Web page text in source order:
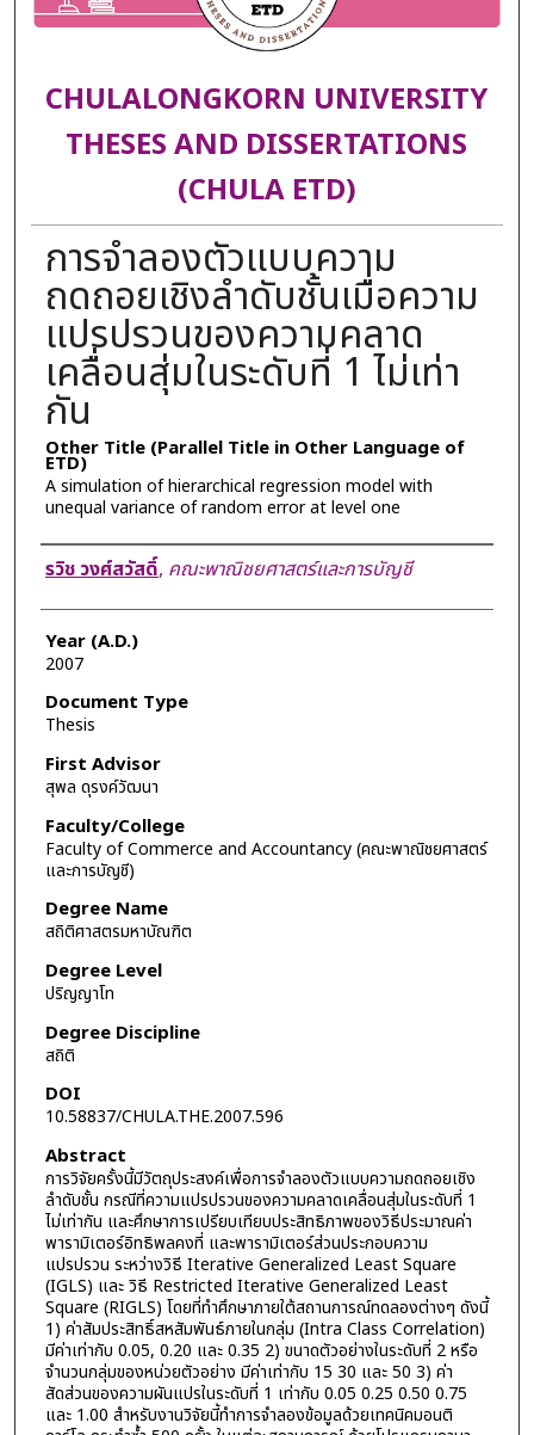
CHULALONGKORN UNIVERSITY
THESES AND DISSERTATIONS
(CHULA ETD)
การจำลองตัวแบบความ
ถดถอยเชิงลำดับชั้นเมื่อความ
แปรปรวนของความคลาด
เคลื่อนสุ่มในระดับที่ 1 ไม่เท่า
กัน
Other Title (Parallel Title in Other Language of
ETD)
A simulation of hierarchical regression model with
unequal variance of random error at level one
Author
รวิช วงศ์สวัสดิ์, คณะพาณิชยศาสตร์และการบัญชี
Year (A.D.)
2007
Document Type
Thesis
First Advisor
สุพล ดุรงค์วัฒนา
Faculty/College
Faculty of Commerce and Accountancy (คณะพาณิชยศาสตร์
และการบัญชี)
Degree Name
สถิติศาสตรมหาบัณฑิต
Degree Level
ปริญญาโท
Degree Discipline
สถิติ
DOI
10.58837/CHULA.THE.2007.596
Abstract
การวิจัยครั้งนี้มีวัตถุประสงค์เพื่อการจำลองตัวแบบความถดถอยเชิง
ลำดับชั้น กรณีที่ความแปรปรวนของความคลาดเคลื่อนสุ่มในระดับที่ 1
ไม่เท่ากัน และศึกษาการเปรียบเทียบประสิทธิภาพของวิธีประมาณค่า
พารามิเตอร์อิทธิพลคงที่ และพารามิเตอร์ส่วนประกอบความ
แปรปรวน ระหว่างวิธี Iterative Generalized Least Square
(IGLS) และ วิธี Restricted Iterative Generalized Least
Square (RIGLS) โดยที่ทำศึกษาภายใต้สถานการณ์ทดลองต่างๆ ดังนี้
1) ค่าสัมประสิทธิ์สหสัมพันธ์ภายในกลุ่ม (Intra Class Correlation)
มีค่าเท่ากับ 0.05, 0.20 และ 0.35 2) ขนาดตัวอย่างในระดับที่ 2 หรือ
จำนวนกลุ่มของหน่วยตัวอย่าง มีค่าเท่ากับ 15 30 และ 50 3) ค่า
สัดส่วนของความผันแปรในระดับที่ 1 เท่ากับ 0.05 0.25 0.50 0.75
และ 1.00 สำหรับงานวิจัยนี้ทำการจำลองข้อมูลด้วยเทคนิคมอนติ